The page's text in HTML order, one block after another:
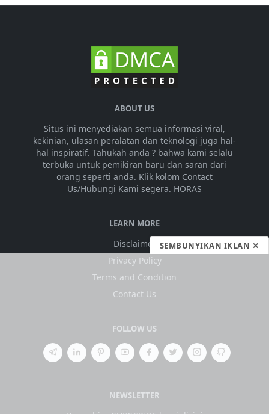
ABOUT US
Situs ini menyediakan semua informasi viral,
kekinian, ulasan peralatan dan teknologi juga hal-
hal inspiratif. Tahukah anda ? bahwa kami selalu
terbuka untuk pemikiran baru dan saran dari
orang seperti anda. Klik kolom Contact
Us/Hubungi Kami segera. HORAS
LEARN MORE
Disclaimer
Privacy Policy
Terms and Condition
Contact Us
FOLLOW US
NEWSLETTER
SEMBUNYIKAN IKLAN ✕